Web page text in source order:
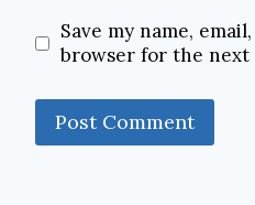
Save my name,
browser for the next